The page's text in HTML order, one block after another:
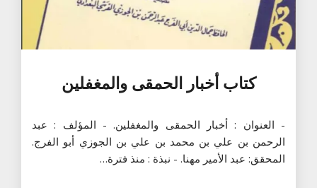
كتاب أخبار الحمقى والمغفلين
- العنوان : أخبار الحمقى والمغفلين. - المؤلف : عبد
الرحمن بن علي بن محمد بن علي بن الجوزي أبو الفرج.
المحقق: عبد الأمير مهنا. - نبذة : منذ فترة…